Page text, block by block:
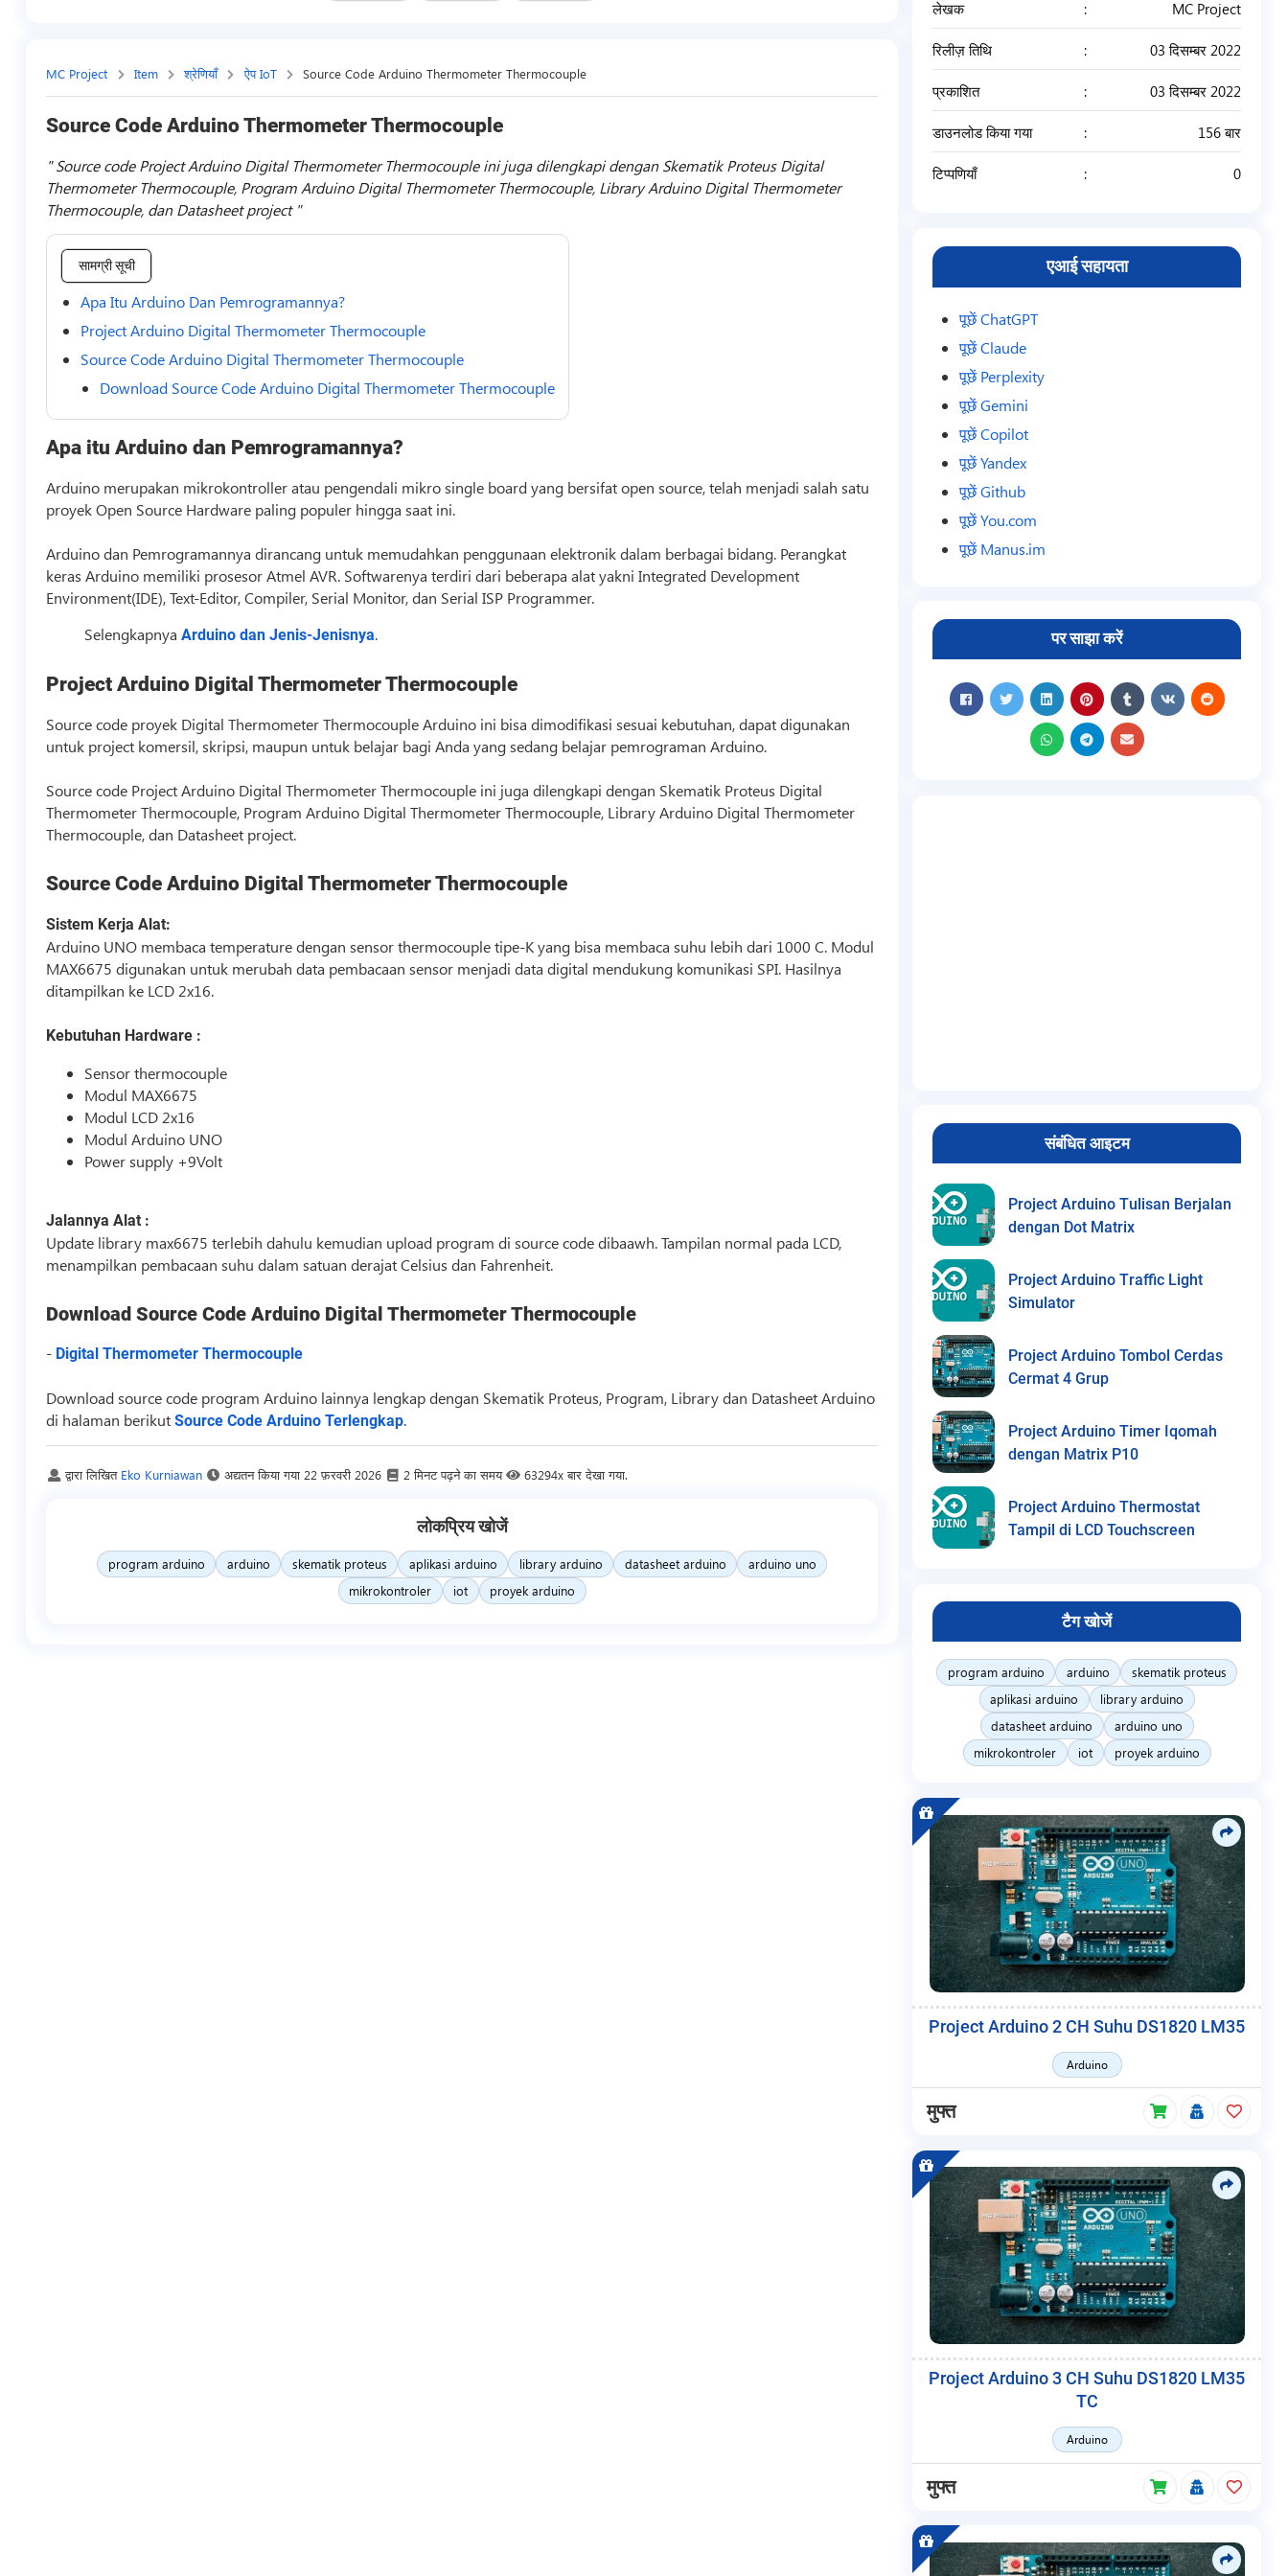
MC Project Item श्रेणियाँ ऐप IoT Source Code Arduino Thermometer Thermocouple
Source Code Arduino Thermometer Thermocouple
Source code Project Arduino Digital Thermometer Thermocouple ini juga dilengkapi dengan Skematik Proteus Digital
Thermometer Thermocouple, Program Arduino Digital Thermometer Thermocouple, Library Arduino Digital Thermometer
Thermocouple, dan Datasheet project
सामग्री सूची
Apa Itu Arduino Dan Pemrogramannya?
Project Arduino Digital Thermometer Thermocouple
Source Code Arduino Digital Thermometer Thermocouple
Download Source Code Arduino Digital Thermometer Thermocouple
Apa itu Arduino dan Pemrogramannya?
Arduino merupakan mikrokontroller atau pengendali mikro single board yang bersifat open source, telah menjadi salah satu
proyek Open Source Hardware paling populer hingga saat ini.
Arduino dan Pemrogramannya dirancang untuk memudahkan penggunaan elektronik dalam berbagai bidang. Perangkat
keras Arduino memiliki prosesor Atmel AVR. Softwarenya terdiri dari beberapa alat yakni Integrated Development
Environment(IDE), Text-Editor, Compiler, Serial Monitor, dan Serial ISP Programmer.
SelengkapnyaArduino dan Jenis-Jenisnya.
Project Arduino Digital Thermometer Thermocouple
Source code proyek Digital Thermometer Thermocouple Arduino ini bisa dimodifikasi sesuai kebutuhan, dapat digunakan
untuk project komersil, skripsi, maupun untuk belajar bagi Anda yang sedang belajar pemrograman Arduino.
Source code Project Arduino Digital Thermometer Thermocouple ini juga dilengkapi dengan Skematik Proteus Digital
Thermometer Thermocouple, Program Arduino Digital Thermometer Thermocouple, Library Arduino Digital Thermometer
Thermocouple, dan Datasheet project.
Source Code Arduino Digital Thermometer Thermocouple
Sistem Kerja Alat:
Arduino UNO membaca temperature dengan sensor thermocouple tipe-K yang bisa membaca suhu lebih dari 1000 C. Modul
MAX6675 digunakan untuk merubah data pembacaan sensor menjadi data digital mendukung komunikasi SPI. Hasilnya
ditampilkan ke LCD 2x16.
Kebutuhan Hardware :
Sensor thermocouple
Modul MAX6675
Modul LCD 2x16
Modul Arduino UNO
Power supply +9Volt
Jalannya Alat :
Update library max6675 terlebih dahulu kemudian upload program disource codedibaawh. Tampilan normal pada LCD,
menampilkan pembacaan suhu dalam satuan derajat Celsius dan Fahrenheit.
DownloadSource Code Arduino Digital Thermometer Thermocouple
- Digital Thermometer Thermocouple
Downloadsource code program Arduino lainnya lengkap dengan Skematik Proteus, Program, Library dan Datasheet Arduino
di halaman berikutSource Code Arduino Terlengkap.
द्वारा लिखित Eko Kurniawan अद्यतन किया गया 22 फ़रवरी 2026 2 मिनट पढ़ने का समय 63294x बार देखा गया.
लोकप्रिय खोजें
program arduino arduino skematik proteus aplikasi arduino library arduino datasheet arduino
arduino uno
mikrokontroler
iot proyek arduino
लेखक MC Project
रिलीज़ तिथि 03 दिसम्बर 2022
प्रकाशित 03 दिसम्बर 2022
डाउनलोड किया गया 156 बार
टिप्पणियाँ 0
एआई सहायता
पूछें ChatGPT
पूछें Claude
पूछें Perplexity
पूछें Gemini
पूछें Copilot
पूछें Yandex
पूछें Github
पूछें You.com
पूछें Manus.im
पर साझा करें
संबंधित आइटम
Project Arduino Tulisan Berjalan
dengan Dot Matrix
Project Arduino Traffic Light
Simulator
Project Arduino Tombol Cerdas
Cermat 4 Grup
Project Arduino Timer Iqomah
dengan Matrix P10
Project Arduino Thermostat
Tampil di LCD Touchscreen
टैग खोजें
program arduino arduino
skematik proteus
aplikasi arduino
library arduino
datasheet arduino
arduino uno
mikrokontroler
iot proyek arduino
Project Arduino 2 CH Suhu DS1820 LM35
Arduino
मुफ्त
Project Arduino 3 CH Suhu DS1820 LM35
TC
Arduino
मुफ्त